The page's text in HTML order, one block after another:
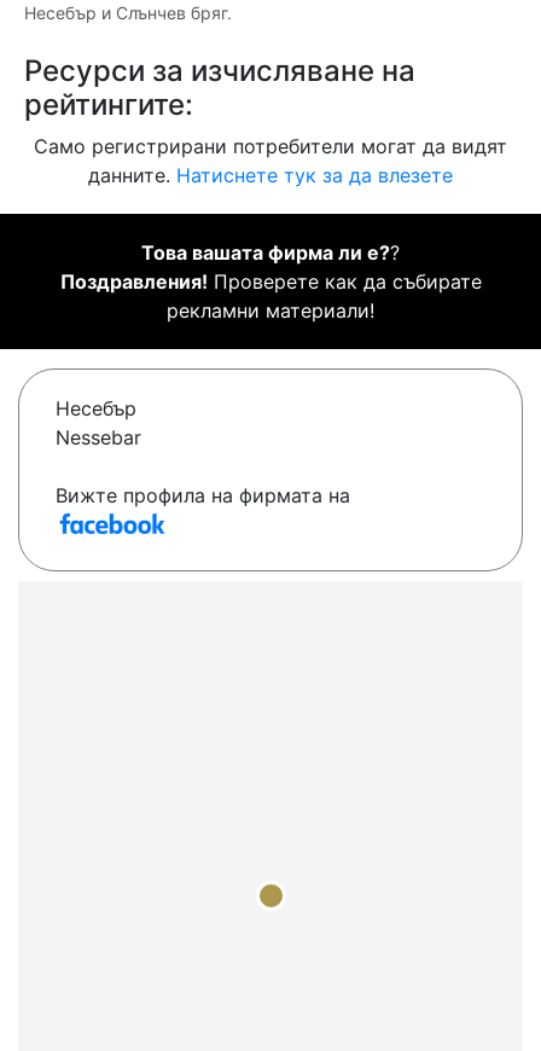
Несебър и Слънчев бряг.
Ресурси за изчисляване на
рейтингите:
Само регистрирани потребители могат да видят
данните. Натиснете тук за да влезете
Това вашата фирма ли е??
Поздравления! Проверете как да събирате
рекламни материали!
Несебър
Nessebar
Вижте профила на фирмата на